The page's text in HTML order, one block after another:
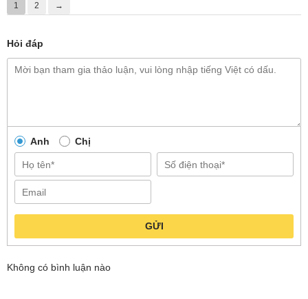
1 2 →
Hỏi đáp
Anh Chị
GỬI
Không có bình luận nào